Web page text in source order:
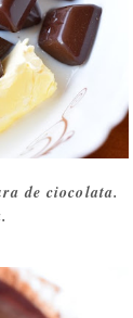
de ciocolata.